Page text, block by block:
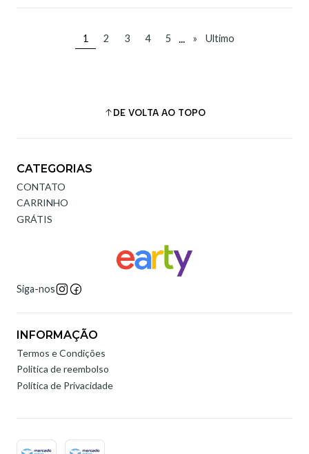
1 2 3 4 5 ... » Ultimo
DE VOLTA AO TOPO
CATEGORIAS
CONTATO
CARRINHO
GRÁTIS
Siga-nos
INFORMAÇÃO
Termos e Condições
Politica de reembolso
Política de Privacidade